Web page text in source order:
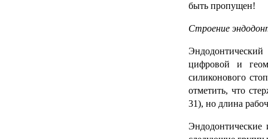
быть пропущен!
Строение
цифровой и
силиконового
отметить, что
31), но длина
Эндодонтические